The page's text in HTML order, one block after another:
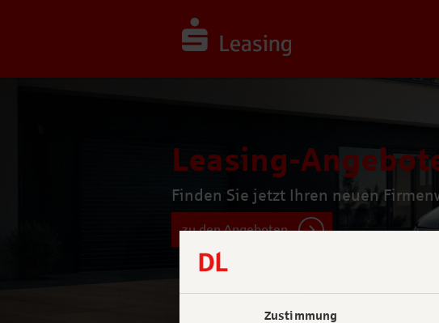
Zustimmung
Leasing-
Fin­den Sie jetzt Ihren neuen
zu den Angeboten